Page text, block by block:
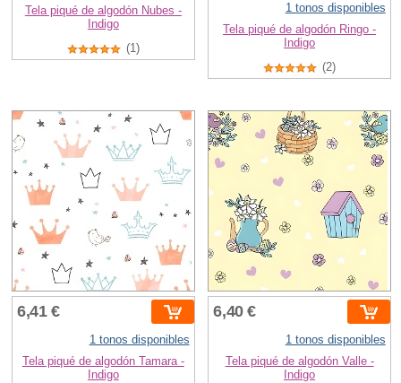
Tela piqué de algodón Nubes -
Indigo
(1)
1 tonos disponibles
Tela piqué de algodón Ringo -
Indigo
(2)
6,41 €
1 tonos disponibles
Tela piqué de algodón Tamara -
Indigo
6,40 €
1 tonos disponibles
Tela piqué de algodón Valle -
Indigo